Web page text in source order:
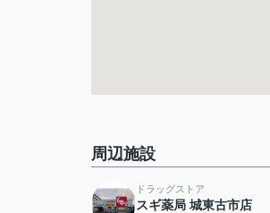
周辺施設
ドラッグストア
スギ薬局 城東古市店